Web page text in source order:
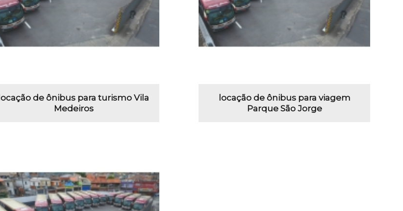
locação de ônibus para turismo Vila
Medeiros
locação de ônibus para viagem
Parque São Jorge